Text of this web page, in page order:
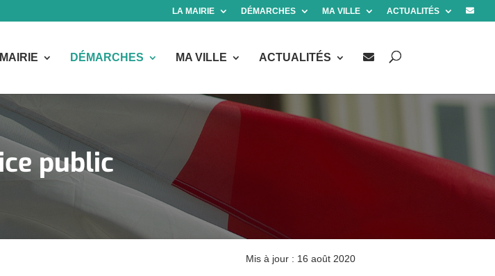
LA MAIRIE DÉMARCHES MA VILLE ACTUALITÉS
DÉMARCHES MA VILLE ACTUALITÉS
public
Mis à jour : 16 août 2020